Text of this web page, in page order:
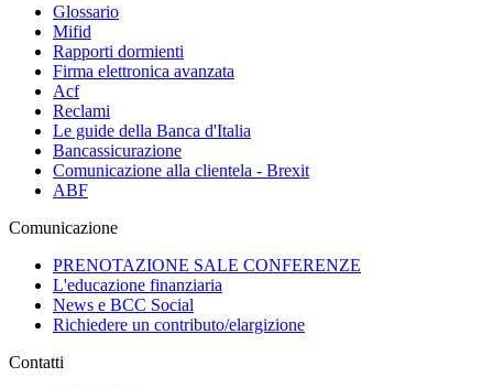
Glossario
Mifid
Rapporti dormienti
Firma elettronica avanzata
Acf
Reclami
Le guide della Banca d'Italia
Bancassicurazione
Comunicazione alla clientela - Brexit
ABF
Comunicazione
PRENOTAZIONE SALE CONFERENZE
L'educazione finanziaria
News e BCC Social
Richiedere un contributo/elargizione
Contatti